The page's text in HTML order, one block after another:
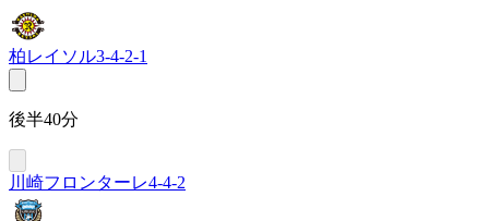
柏レイソル3-4-2-1
後半40分
川崎フロンターレ4-4-2